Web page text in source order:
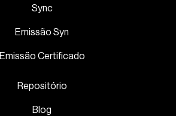
Sync
Emissão Syn
Emissão Certificado
Repositório
Blog